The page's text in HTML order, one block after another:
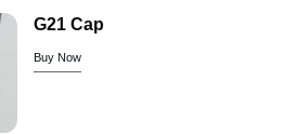
G21 Cap
Buy Now